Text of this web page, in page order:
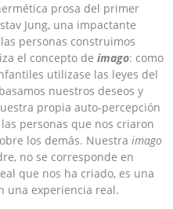
prosa del primer
Jung, una impactante
personas construimos
el concepto de imago: como
utilizase las leyes del
nuestros deseos y
propia auto-percepción
personas que nos criaron
los demás. Nuestra imago
no se corresponde en
que nos ha criado, es una
una experiencia real.